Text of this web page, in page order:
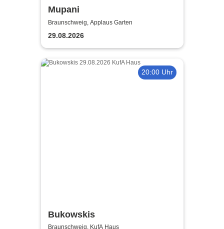
Mupani
Braunschweig, Applaus Garten
29.08.2026
20:00 Uhr
Bukowskis
Braunschweig, KufA Haus